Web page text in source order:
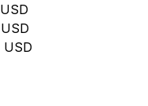
USD
USD
USD